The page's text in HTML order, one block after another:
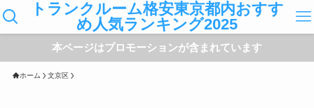
トランクルーム格安東京都内おすす
め人気ランキング2025
本ページはプロモーションが含まれています
ホーム 文京区